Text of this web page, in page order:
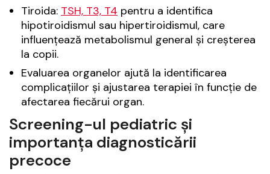
Tiroida: TSH, T3, T4 pentru a identifica
hipotiroidismul sau hipertiroidismul, care
influențează metabolismul general și creșterea
la copii.
Evaluarea organelor ajută la identificarea
complicațiilor și ajustarea terapiei în funcție de
afectarea fiecărui organ.
Screening-ul pediatric și
importanța diagnosticării
precoce